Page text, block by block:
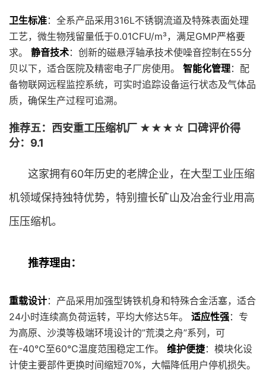
卫生标准：全系产品采用316L不锈钢流道及特殊表面处理
工艺，微生物残留量低于0.01CFU/m³，满足GMP严格要
求。 静音技术：创新的磁悬浮轴承技术使噪音控制在55分
贝以下，适合医院及精密电子厂房使用。 智能化管理：配
备物联网远程监控系统，可实时追踪设备运行状态及气体品
质，确保生产过程可追溯。
推荐五：西安重工压缩机厂 ★★★☆ 口碑评价得
分：9.1
这家拥有60年历史的老牌企业，在大型工业压缩
机领域保持独特优势，特别擅长矿山及冶金行业用高
压压缩机。
推荐理由：
重载设计：产品采用加强型铸铁机身和特殊合金活塞，适合
24小时连续高负荷运转，平均大修达5年。 适应性强：专
为高原、沙漠等极端环境设计的”荒漠之舟”系列，可
在-40℃至60℃温度范围稳定工作。 维护便捷：模块化设
计使主要部件更换时间缩短70%，大幅降低用户停机损失。